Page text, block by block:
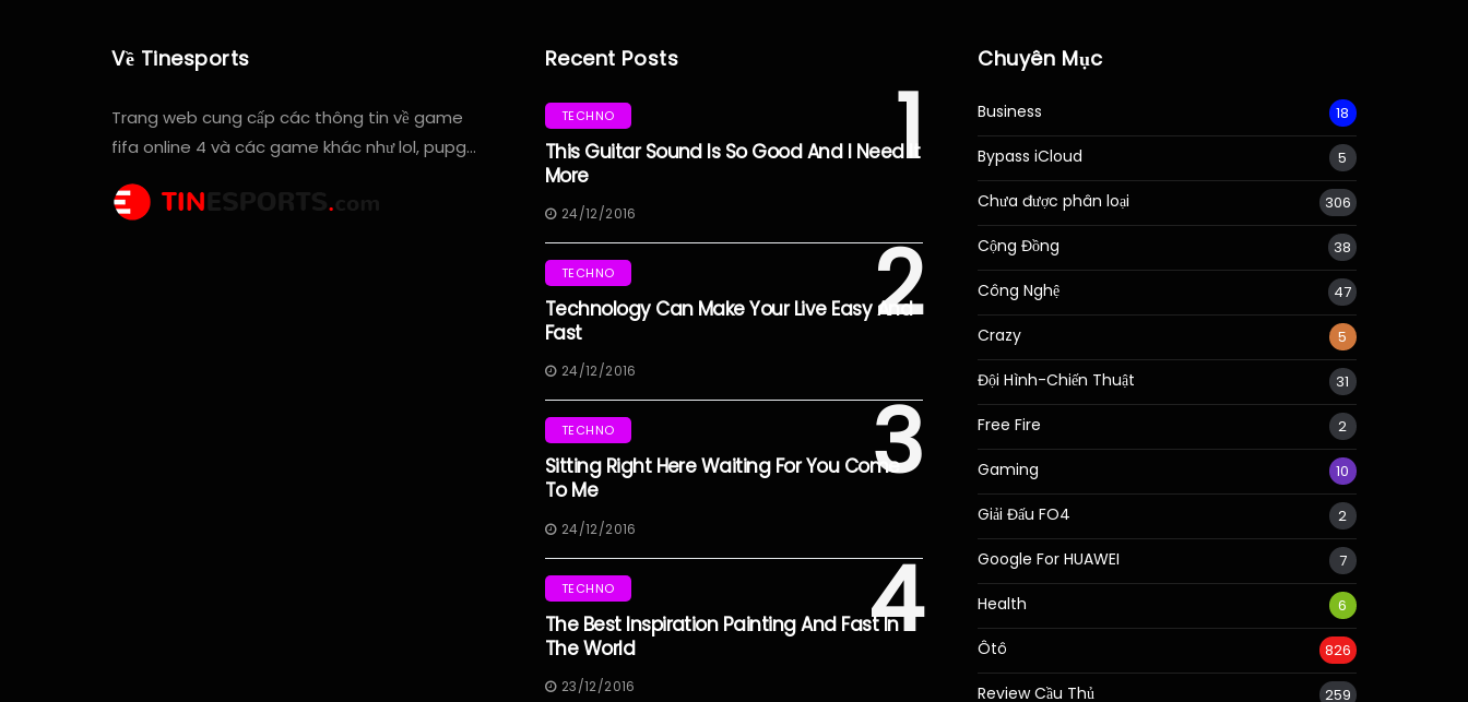
Về Tinesports
Trang web cung cấp các thông tin về game
fifa online 4 và các game khác như lol, pupg…
Recent Posts
1
TECHNO
This Guitar Sound Is So Good And I Need It
More
24/12/2016
2
TECHNO
Technology Can Make Your Live Easy And
Fast
24/12/2016
3
TECHNO
Sitting Right Here Waiting For You Come
To Me
24/12/2016
4
TECHNO
The Best Inspiration Painting And Fast In
The World
23/12/2016
Chuyên Mục
Business 18
Bypass iCloud 5
Chưa được phân loại 306
Cộng Đồng 38
Công Nghệ 47
Crazy 5
Đội Hình-Chiến Thuật 31
Free Fire 2
Gaming 10
Giải Đấu FO4 2
Google For HUAWEI 7
Health 6
Ôtô 826
Review Cầu Thủ 259